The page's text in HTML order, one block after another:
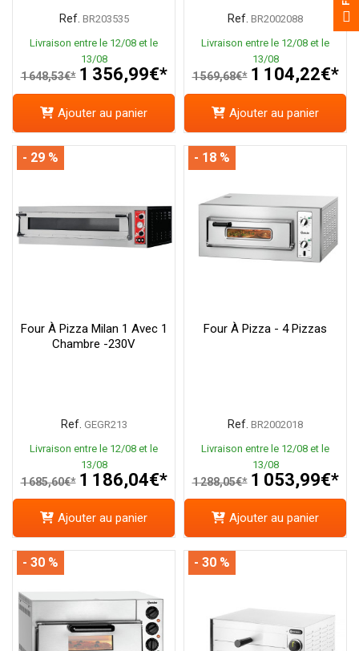
Ref. BR203535
Livraison entre le 12/08 et le
13/08
1 648,53€* 1 356,99€*
Ajouter au panier
Ref. BR2002088
Livraison entre le 12/08 et le
13/08
1 569,68€* 1 104,22€*
Ajouter au panier
Four À Pizza Milan 1 Avec 1
Chambre -230V
Ref. GEGR213
Livraison entre le 12/08 et le
13/08
1 685,60€* 1 186,04€*
- 29 %
Ajouter au panier
Four À Pizza - 4 Pizzas
Ref. BR2002018
Livraison entre le 12/08 et le
13/08
1 288,05€* 1 053,99€*
- 18 %
Ajouter au panier
- 30 % - 30 %